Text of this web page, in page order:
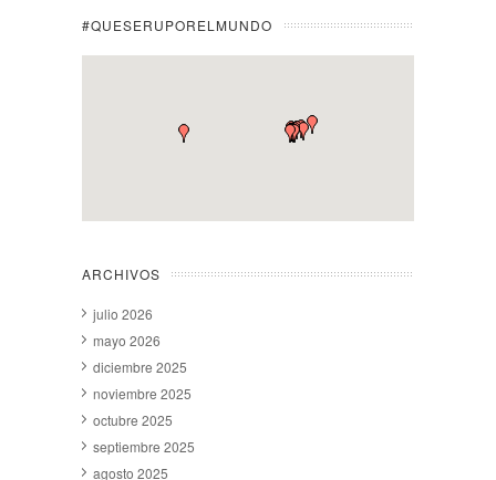
#QUESERUPORELMUNDO
ARCHIVOS
julio 2026
mayo 2026
diciembre 2025
noviembre 2025
octubre 2025
septiembre 2025
agosto 2025